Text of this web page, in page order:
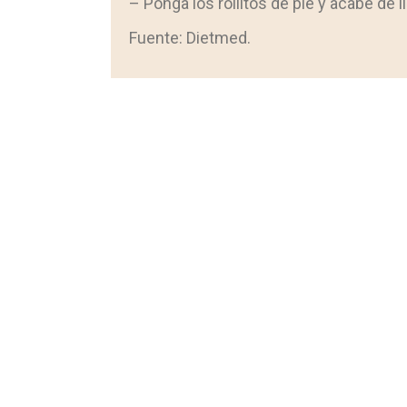
Fuente: Dietmed.